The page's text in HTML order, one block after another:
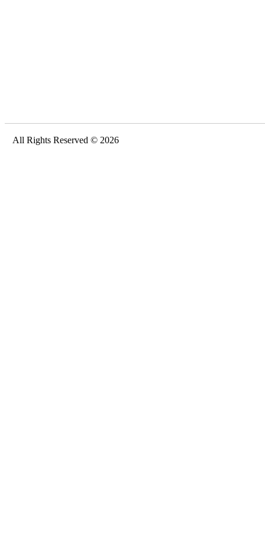
All Rights Reserved © 2026